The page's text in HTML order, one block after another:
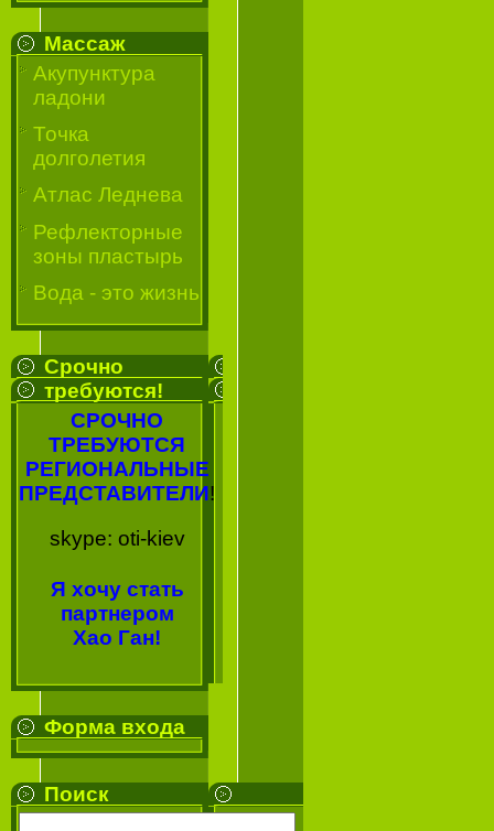
Массаж
Акупунктура
ладони
Точка
долголетия
Атлас Леднева
Рефлекторные
зоны пластырь
Вода - это жизнь
Срочно
требуются!
СРОЧНО
ТРЕБУЮТСЯ
РЕГИОНАЛЬНЫЕ
ПРЕДСТАВИТЕЛИ!
skype: oti-kiev
Я хочу стать
партнером
Хао Ган!
Форма входа
Поиск